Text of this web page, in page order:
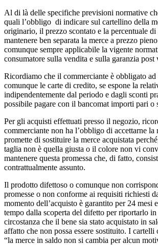
Al di là delle specifiche previsioni normative
quali l’obbligo di indicare sul cartellino della
originario, il prezzo scontato e la percentuale
mantenere ben separata la merce a prezzo
comunque sempre applicabile la vigente
consumatore sulla vendita e sulla garanzia post
Ricordiamo che il commerciante è obbligato ad
comunque le carte di credito, se espone la
indipendentemente dal periodo e dagli sconti
possibile pagare con il bancomat importi pari o
Per gli acquisti effettuati presso il negozio,
commerciante non ha l’obbligo di accettarne la
promette di sostituire la merce acquistata
taglia non è quella giusta o il colore non vi
mantenere questa promessa che, di fatto,
contrattualmente assunto.
Il prodotto difettoso o comunque non
promesse o non conforme ai requisiti richiesti
momento dell’acquisto è garantito per 24 mesi
tempo dalla scoperta del difetto per riportarlo
circostanza che il bene sia stato acquistato in
affatto che non possa essere sostituito. I
“la merce in saldo non si cambia per alcun